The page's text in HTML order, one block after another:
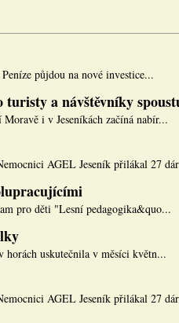
půjdou na nové investice...
a návštěvníky
i v Jeseníkách začíná nabír...
AGEL Jeseník přilákal 27
pro děti "Lesní pedagogika&quo...
uskutečnila v měsíci květn...
AGEL Jeseník přilákal 27